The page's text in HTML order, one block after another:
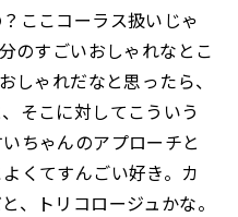
ここコーラス扱いじゃ
のすごいおしゃれなとこ
しゃれだなと思ったら、
そこに対してこういう
ちゃんのアプローチと
くてすんごい好き。カ
、トリコロージュかな。